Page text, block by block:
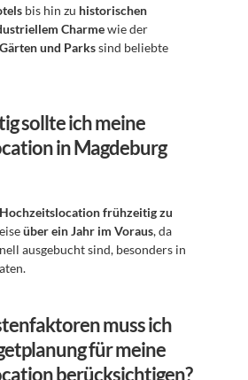
bis hin zu historischen
Charme wie der
Gärten und Parks sind beliebte
sollte ich meine
in Magdeburg
Hochzeitslocation frühzeitig zu
über ein Jahr im Voraus, da
ausgebucht sind, besonders in
muss ich
für meine
berücksichtigen?